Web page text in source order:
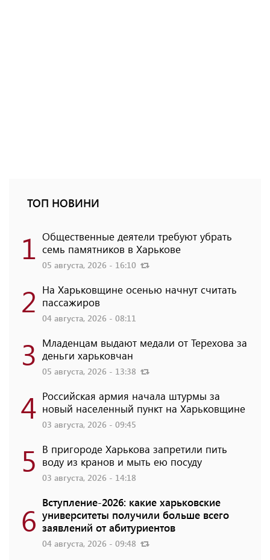
ТОП НОВИНИ
1 Общественные деятели требуют убрать
семь памятников в Харькове
05 августа, 2026 - 16:10
2 На Харьковщине осенью начнут считать
пассажиров
04 августа, 2026 - 08:11
3 Младенцам выдают медали от Терехова за
деньги харьковчан
05 августа, 2026 - 13:38
4 Российская армия начала штурмы за
новый населенный пункт на Харьковщине
03 августа, 2026 - 09:45
5 В пригороде Харькова запретили пить
воду из кранов и мыть ею посуду
03 августа, 2026 - 14:18
6 Вступление-2026: какие харьковские
университеты получили больше всего
заявлений от абитуриентов
04 августа, 2026 - 09:48